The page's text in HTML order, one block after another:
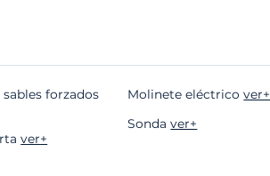
forzados
ver+
Molinete eléctricover+
Sondaver+